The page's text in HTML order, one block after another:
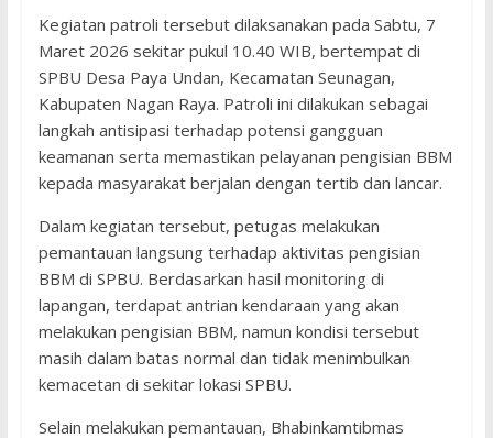
Kegiatan patroli tersebut dilaksanakan pada Sabtu, 7
Maret 2026 sekitar pukul 10.40 WIB, bertempat di
SPBU Desa Paya Undan, Kecamatan Seunagan,
Kabupaten Nagan Raya. Patroli ini dilakukan sebagai
langkah antisipasi terhadap potensi gangguan
keamanan serta memastikan pelayanan pengisian BBM
kepada masyarakat berjalan dengan tertib dan lancar.
Dalam kegiatan tersebut, petugas melakukan
pemantauan langsung terhadap aktivitas pengisian
BBM di SPBU. Berdasarkan hasil monitoring di
lapangan, terdapat antrian kendaraan yang akan
melakukan pengisian BBM, namun kondisi tersebut
masih dalam batas normal dan tidak menimbulkan
kemacetan di sekitar lokasi SPBU.
Selain melakukan pemantauan, Bhabinkamtibmas